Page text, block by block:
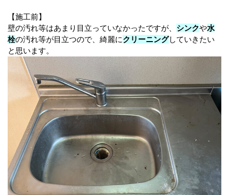
【施工前】
壁の汚れ等はあまり目立っていなかったですが、 シンクや水
栓の汚れ等が目立つので、綺麗にクリーニングしていきたい
と思います。